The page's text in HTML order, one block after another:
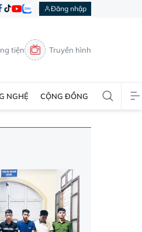
Đăng nhập
tiện Truyền hình
NGHỆ CỘNG ĐỒNG